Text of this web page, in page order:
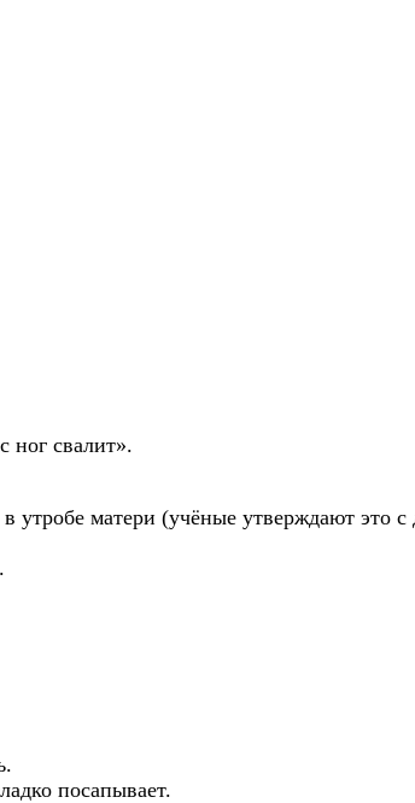
ног свалит».
матери (учёные утверждают это
посапывает.